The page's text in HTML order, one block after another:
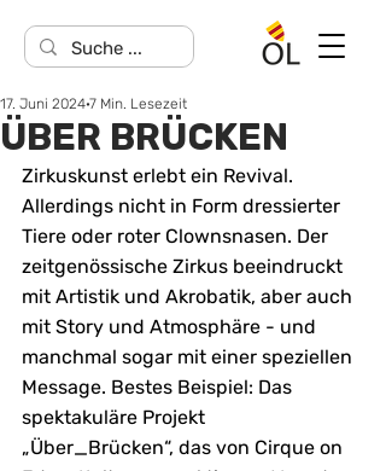
ÜBER BRÜCKEN
17. Juni 2024 7 Min. Lesezeit
Zirkuskunst erlebt ein Revival.
Allerdings nicht in Form dressierter
Tiere oder roter Clownsnasen. Der
zeitgenössische Zirkus beeindruckt
mit Artistik und Akrobatik, aber auch
mit Story und Atmosphäre - und
manchmal sogar mit einer speziellen
Message. Bestes Beispiel: Das
spektakuläre Projekt
„Über_Brücken“, das von Cirque on